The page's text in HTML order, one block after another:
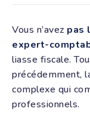
Vous n’avez pas
expert-
liasse fiscale.
précédemment,
complexe qui
professionnels.